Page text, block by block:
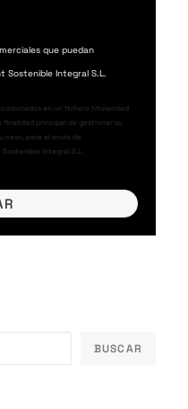
que puedan
Sostenible Integral S.L.
en un fichero titularidad
finalidad principal de gestionar su
caso, para el envío de
Integral S.L.
BUSCAR